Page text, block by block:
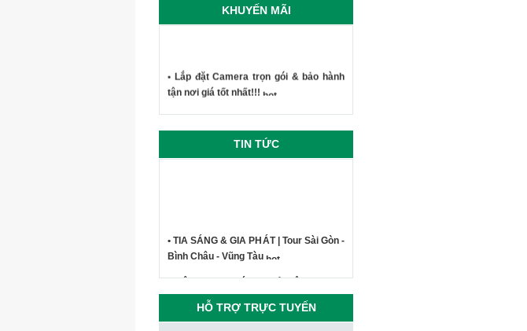
KHUYẾN MÃI
• Lắp đặt Camera trọn gói & bảo hành
tận nơi giá tốt nhất!!!
TIN TỨC
• TIA SÁNG & GIA PHÁT | Tour Sài Gòn -
• CEO Vingroup: “Sau smartphone,
HỖ TRỢ TRỰC TUYẾN